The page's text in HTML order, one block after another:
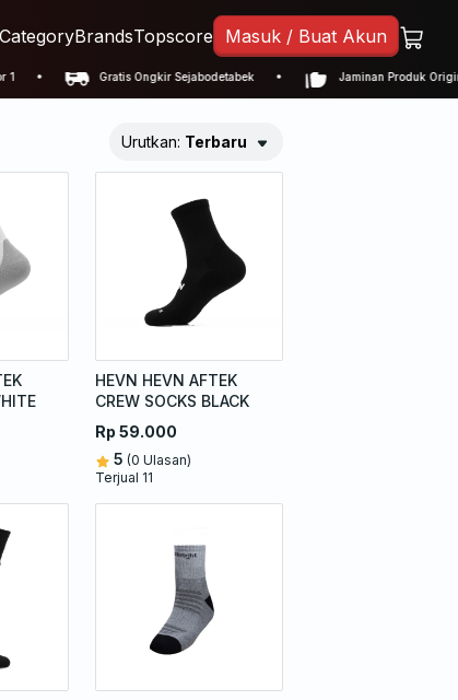
CategoryBrandsTopscore Masuk / Buat Akun
Gratis Ongkir Sejabodetabek Jaminan Produk Original
Urutkan: Terbaru
HEVN HEVN AFTEK
CREW SOCKS BLACK
Rp 59.000
5 (0 Ulasan)
Terjual 11